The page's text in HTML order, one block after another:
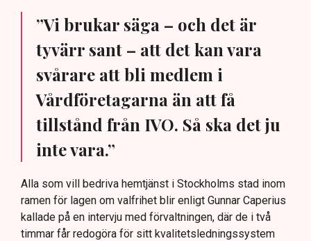
”Vi brukar säga – och det är
tyvärr sant – att det kan vara
svårare att bli medlem i
Vårdföretagarna än att få
tillstånd från IVO. Så ska det ju
inte vara.”
Alla som vill bedriva hemtjänst i Stockholms stad inom
ramen för lagen om valfrihet blir enligt Gunnar Caperius
kallade på en intervju med förvaltningen, där de i två
timmar får redogöra för sitt kvalitetsledningssystem